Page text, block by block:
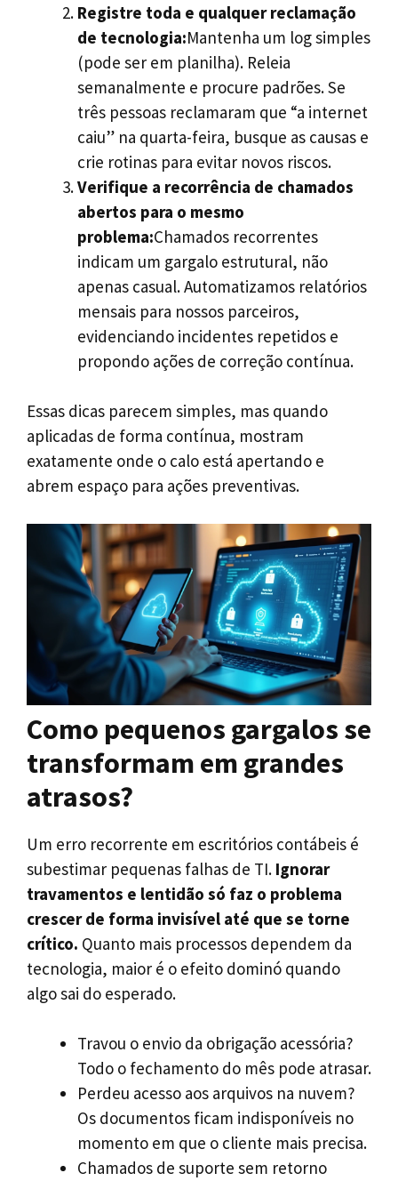
Registre toda e qualquer reclamação
de tecnologia:Mantenha um log simples
(pode ser em planilha). Releia
semanalmente e procure padrões. Se
três pessoas reclamaram que “a internet
caiu” na quarta-feira, busque as causas e
crie rotinas para evitar novos riscos.
Verifique a recorrência de chamados
abertos para o mesmo
problema:Chamados recorrentes
indicam um gargalo estrutural, não
apenas casual. Automatizamos relatórios
mensais para nossos parceiros,
evidenciando incidentes repetidos e
propondo ações de correção contínua.
Essas dicas parecem simples, mas quando
aplicadas de forma contínua, mostram
exatamente onde o calo está apertando e
abrem espaço para ações preventivas.
Como pequenos gargalos se
transformam em grandes
atrasos?
Um erro recorrente em escritórios contábeis é
subestimar pequenas falhas de TI. Ignorar
travamentos e lentidão só faz o problema
crescer de forma invisível até que se torne
crítico. Quanto mais processos dependem da
tecnologia, maior é o efeito dominó quando
algo sai do esperado.
Travou o envio da obrigação acessória?
Todo o fechamento do mês pode atrasar.
Perdeu acesso aos arquivos na nuvem?
Os documentos ficam indisponíveis no
momento em que o cliente mais precisa.
Chamados de suporte sem retorno